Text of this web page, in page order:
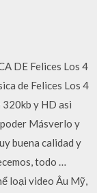
DE Felices Los 4
de Felices Los 4
320kb y HD asi
Másverlo y
buena calidad y
todo …
loại video Âu Mỹ,